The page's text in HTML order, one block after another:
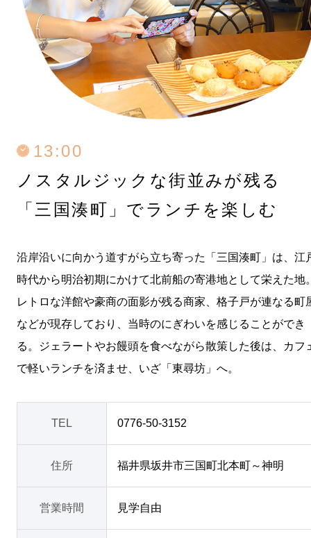
13:00
ノスタルジックな街並みが残る
「三国湊町」でランチを楽しむ
沿岸沿いに向かう道すがら立ち寄った「三国湊町」は、江
時代から明治初期にかけて北前船の寄港地として栄えた地
レトロな洋館や豪商の面影が残る商家、格子戸が連なる町
などが現存しており、当時のにぎわいを感じることができ
る。ジェラートやお饅頭を食べながら散策した後は、カフ
で軽いランチを済ませ、いざ「東尋坊」へ。
TEL 0776-50-3152
住所 福井県坂井市三国町北本町～神明
営業時間 見学自由